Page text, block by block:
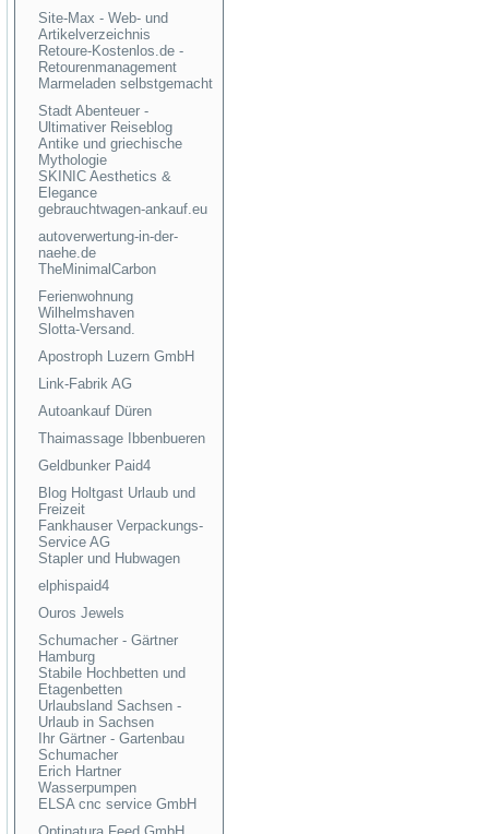
Site-Max - Web- und
Artikelverzeichnis
Retoure-Kostenlos.de -
Retourenmanagement
Marmeladen selbstgemacht
Stadt Abenteuer -
Ultimativer Reiseblog
Antike und griechische
Mythologie
SKINIC Aesthetics &
Elegance
gebrauchtwagen-ankauf.eu
autoverwertung-in-der-
naehe.de
TheMinimalCarbon
Ferienwohnung
Wilhelmshaven
Slotta-Versand.
Apostroph Luzern GmbH
Link-Fabrik AG
Autoankauf Düren
Thaimassage Ibbenbueren
Geldbunker Paid4
Blog Holtgast Urlaub und
Freizeit
Fankhauser Verpackungs-
Service AG
Stapler und Hubwagen
elphispaid4
Ouros Jewels
Schumacher - Gärtner
Hamburg
Stabile Hochbetten und
Etagenbetten
Urlaubsland Sachsen -
Urlaub in Sachsen
Ihr Gärtner - Gartenbau
Schumacher
Erich Hartner
Wasserpumpen
ELSA cnc service GmbH